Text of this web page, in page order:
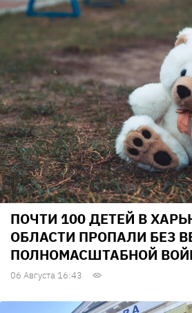
ПОЧТИ 100 ДЕТЕЙ В
ОБЛАСТИ ПРОПАЛИ БЕЗ
ПОЛНОМАСШТАБНОЙ
06 Августа 16:43